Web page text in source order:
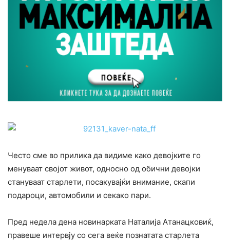
Често сме во прилика да видиме како девојките го
менуваат својот живот, односно од обични девојки
стануваат старлети, посакувајќи внимание, скапи
подароци, автомобили и секако пари.
Пред недела дена новинарката Наталија Атанацковиќ,
правеше интервју со сега веќе познатата старлета